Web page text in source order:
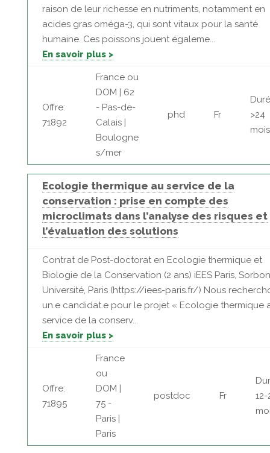
raison de leur richesse en nutriments, notamment en
acides gras oméga-3, qui sont vitaux pour la santé
humaine. Ces poissons jouent égaleme...
En savoir plus >
Offre:
71892
France ou
DOM | 62
- Pas-de-
Calais |
Boulogne
s/mer
phd Fr
>24
mois
Ecologie thermique au service de la
conservation : prise en compte des
microclimats dans l’analyse des risques et
l’évaluation des solutions
Contrat de Post-doctorat en Ecologie thermique et
Biologie de la Conservation (2 ans) iEES Paris,
Université, Paris (https://iees-paris.fr/) Nous
un.e candidat.e pour le projet « Ecologie thermique
service de la conserv...
En savoir plus >
Offre:
71895
France
ou
DOM |
75 -
Paris |
Paris
postdoc Fr
12-